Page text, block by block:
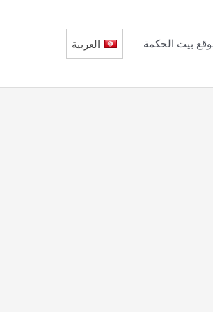
بيت الحكمة العربية